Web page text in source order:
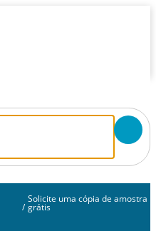
/
Solicite uma cópia de amostra
grátis